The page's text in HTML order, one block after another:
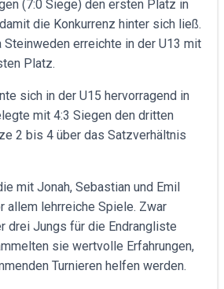
(7:0 Siege) den ersten Platz in
die Konkurrenz hinter sich ließ.
Steinweden erreichte in der U13 mit
Platz.
sich in der U15 hervorragend in
mit 4:3 Siegen den dritten
2 bis 4 über das Satzverhältnis
mit Jonah, Sebastian und Emil
allem lehrreiche Spiele. Zwar
drei Jungs für die Endrangliste
sie wertvolle Erfahrungen,
Turnieren helfen werden.